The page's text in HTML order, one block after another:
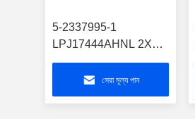
5-2337995-1
LPJ17444AHNL 2X1
Port RJ45 POE
সংযোগকারী
সেরা মূল্য পান